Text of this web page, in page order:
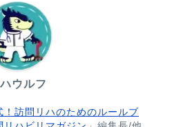
ウルフ
！訪問リハのためのルールブ